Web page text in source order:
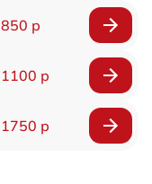
850 р
1100 р
1750 р